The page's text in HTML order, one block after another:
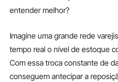
entender melhor?
Imagine uma grande rede
tempo real o nível de estoque
Com essa troca constante de
conseguem antecipar a